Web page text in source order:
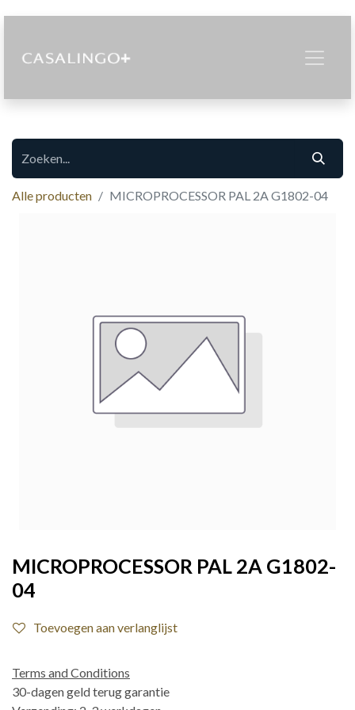
Alle producten MICROPROCESSOR PAL 2A G1802-04
MICROPROCESSOR PAL 2A G1802-
04
Toevoegen aan verlanglijst
Terms and Conditions
30-dagen geld terug garantie